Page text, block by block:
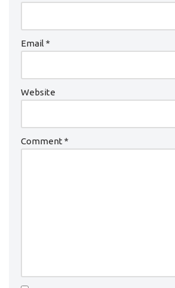
Email *
Website
Comment *